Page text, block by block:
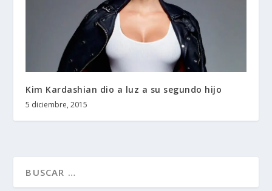
Kim Kardashian dio a luz a su segundo hijo
5 diciembre, 2015